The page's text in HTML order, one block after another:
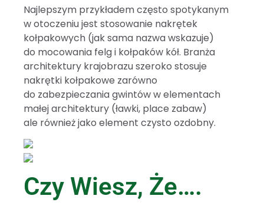
Najlepszym przykładem często spotykanym
w otoczeniu jest stosowanie nakrętek
kołpakowych (jak sama nazwa wskazuje)
do mocowania felg i kołpaków kół. Branża
architektury krajobrazu szeroko stosuje
nakrętki kołpakowe zarówno
do zabezpieczania gwintów w elementach
małej architektury (ławki, place zabaw)
ale również jako element czysto ozdobny.
Czy Wiesz, Że….